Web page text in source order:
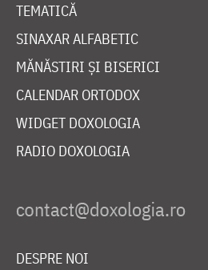
TEMATICĂ
SINAXAR ALFABETIC
MĂNĂSTIRI ȘI BISERICI
CALENDAR ORTODOX
WIDGET DOXOLOGIA
RADIO DOXOLOGIA
DESPRE NOI